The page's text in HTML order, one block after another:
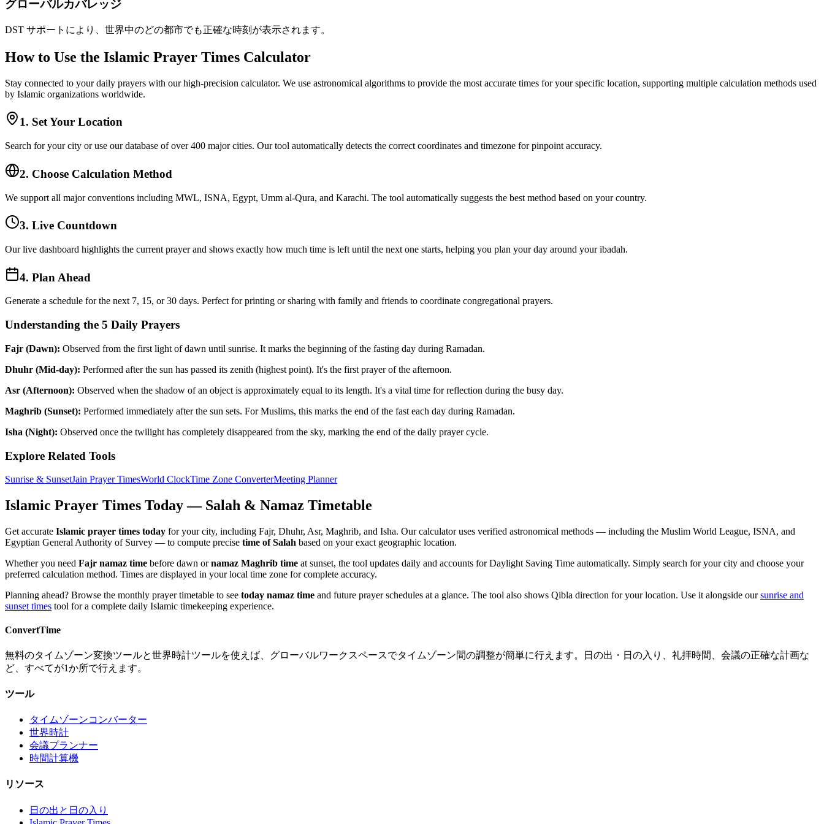
グローバルカバレッジ
DST サポートにより、世界中のどの都市でも正確な時刻が表示されます。
How to Use the Islamic Prayer Times Calculator
Stay connected to your daily prayers with our high-precision calculator. We use astronomical algorithms to provide the most accurate times for your specific location, supporting multiple calculation methods used
by Islamic organizations worldwide.
1. Set Your Location
Search for your city or use our database of over 400 major cities. Our tool automatically detects the correct coordinates and timezone for pinpoint accuracy.
2. Choose Calculation Method
We support all major conventions including MWL, ISNA, Egypt, Umm al-Qura, and Karachi. The tool automatically suggests the best method based on your country.
3. Live Countdown
Our live dashboard highlights the current prayer and shows exactly how much time is left until the next one starts, helping you plan your day around your ibadah.
4. Plan Ahead
Generate a schedule for the next 7, 15, or 30 days. Perfect for printing or sharing with family and friends to coordinate congregational prayers.
Understanding the 5 Daily Prayers
Fajr (Dawn): Observed from the first light of dawn until sunrise. It marks the beginning of the fasting day during Ramadan.
Dhuhr (Mid-day): Performed after the sun has passed its zenith (highest point). It's the first prayer of the afternoon.
Asr (Afternoon): Observed when the shadow of an object is approximately equal to its length. It's a vital time for reflection during the busy day.
Maghrib (Sunset): Performed immediately after the sun sets. For Muslims, this marks the end of the fast each day during Ramadan.
Isha (Night): Observed once the twilight has completely disappeared from the sky, marking the end of the daily prayer cycle.
Explore Related Tools
Sunrise & SunsetJain Prayer TimesWorld ClockTime Zone ConverterMeeting Planner
Islamic Prayer Times Today — Salah & Namaz Timetable
Get accurate Islamic prayer times today for your city, including Fajr, Dhuhr, Asr, Maghrib, and Isha. Our calculator uses verified astronomical methods — including the Muslim World League, ISNA, and
Egyptian General Authority of Survey — to compute precise time of Salah based on your exact geographic location.
Whether you need Fajr namaz time before dawn ornamaz Maghrib time at sunset, the tool updates daily and accounts for Daylight Saving Time automatically. Simply search for your city and choose your
preferred calculation method. Times are displayed in your local time zone for complete accuracy.
Planning ahead? Browse the monthly prayer timetable to see today namaz time and future prayer schedules at a glance. The tool also shows Qibla direction for your location. Use it alongside our sunrise and
sunset times tool for a complete daily Islamic timekeeping experience.
ConvertTime
無料のタイムゾーン変換ツールと世界時計ツールを使えば、グローバルワークスペースでタイムゾーン間の調整が簡単に行えます。日の出・日の入り、礼拝時間、会議の正確な計画な
ど、すべてが1か所で行えます。
ツール
タイムゾーンコンバーター
世界時計
会議プランナー
時間計算機
リソース
日の出と日の入り